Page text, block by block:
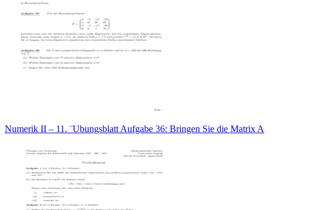
Numerik II – 11. ¨Ubungsblatt Aufgabe 36: Bringen Sie die Matrix A